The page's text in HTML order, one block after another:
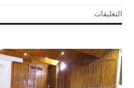
التعليقاتعلى
بتوجيهات
الاستفادة
من
كنز
مصر